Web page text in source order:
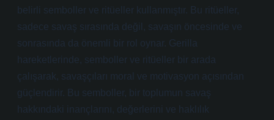
belirli semboller ve ritüeller kullanmıştır. Bu ritüeller,
sadece savaş sırasında değil, savaşın öncesinde ve
sonrasında da önemli bir rol oynar. Gerilla
hareketlerinde, semboller ve ritüeller bir arada
çalışarak, savaşçıları moral ve motivasyon açısından
güçlendirir. Bu semboller, bir toplumun savaş
hakkındaki inançlarını, değerlerini ve haklılık